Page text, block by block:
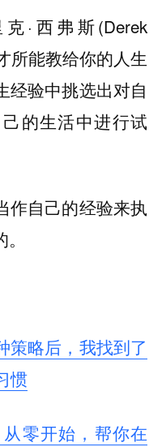
·西弗斯(Derek
所能教给你的人生
经验中挑选出对自
的生活中进行试
作自己的经验来执
策略后，我找到了
惯
零开始，帮你在